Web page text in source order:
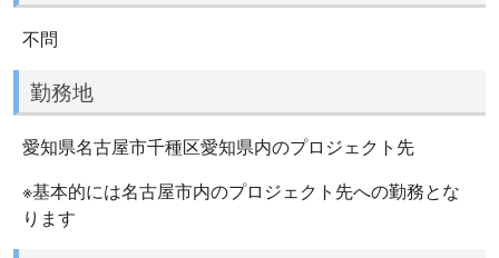
不問
勤務地
愛知県名古屋市千種区愛知県内のプロジェクト先
※基本的には名古屋市内のプロジェクト先への勤務とな
ります